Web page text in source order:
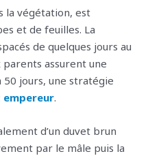
la végétation, est
et de feuilles. La
de quelques jours au
assurent une
50 jours, une stratégie
empereur.
d’un duvet brun
par le mâle puis la